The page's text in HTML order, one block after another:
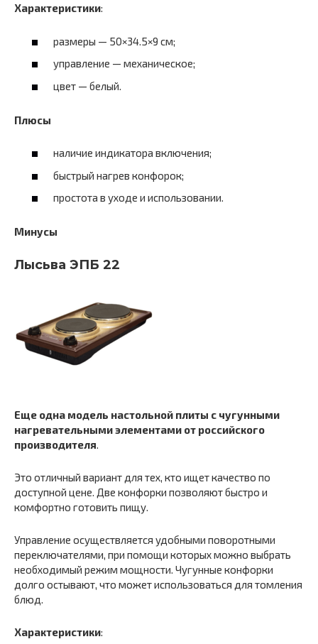
Характеристики:
размеры — 50×34.5×9 см;
управление — механическое;
цвет — белый.
Плюсы
наличие индикатора включения;
быстрый нагрев конфорок;
простота в уходе и использовании.
Минусы
Лысьва ЭПБ 22
Еще одна модель настольной плиты с чугунными
нагревательными элементами от российского
производителя.
Это отличный вариант для тех, кто ищет качество по
доступной цене. Две конфорки позволяют быстро и
комфортно готовить пищу.
Управление осуществляется удобными поворотными
переключателями, при помощи которых можно выбрать
необходимый режим мощности. Чугунные конфорки
долго остывают, что может использоваться для томления
блюд.
Характеристики: